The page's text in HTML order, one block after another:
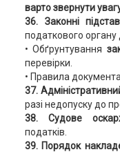
варто звернути
36. Законні
податкового органу
• Обґрунтування
перевірки.
• Правила
37.
разі недопуску до
38. Судове
податків.
39. Порядок